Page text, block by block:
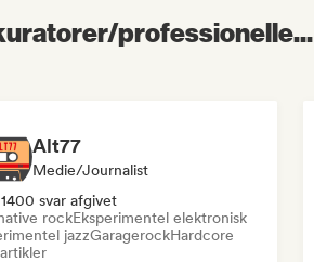
professionelle...
Alt77
Medie/journalist
svar afgivet
rockEksperimentel elektronisk
jazzGaragerockHardcore